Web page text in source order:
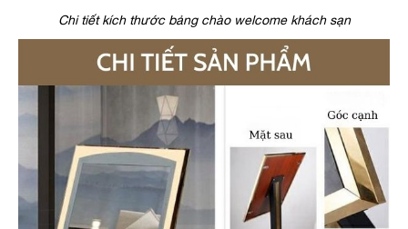
Chi tiết kích thước bảng chào welcome khách sạn